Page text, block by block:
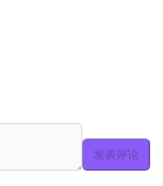
发表评论